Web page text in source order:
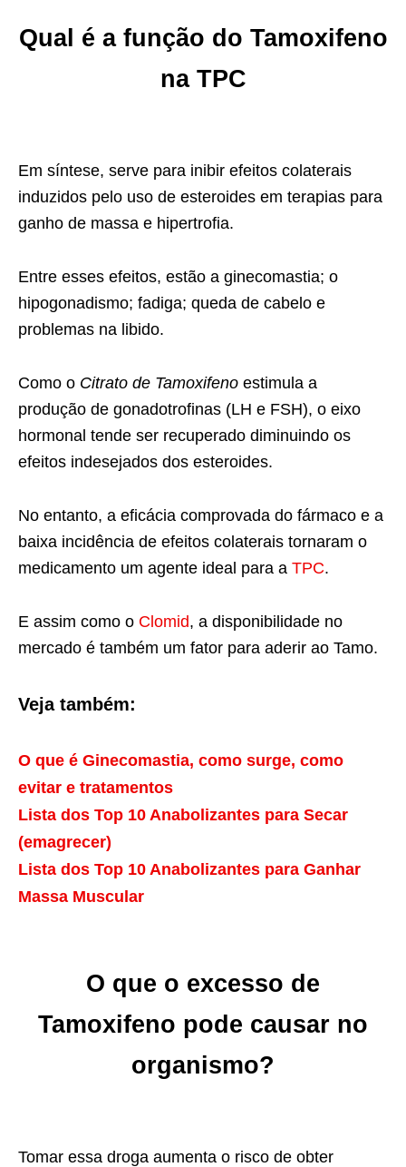
Qual é a função do Tamoxifeno
na TPC
Em síntese, serve para inibir efeitos colaterais
induzidos pelo uso de esteroides em terapias para
ganho de massa e hipertrofia.
Entre esses efeitos, estão a ginecomastia; o
hipogonadismo; fadiga; queda de cabelo e
problemas na libido.
Como o Citrato de Tamoxifeno estimula a
produção de gonadotrofinas (LH e FSH), o eixo
hormonal tende ser recuperado diminuindo os
efeitos indesejados dos esteroides.
No entanto, a eficácia comprovada do fármaco e a
baixa incidência de efeitos colaterais tornaram o
medicamento um agente ideal para a TPC.
E assim como o Clomid, a disponibilidade no
mercado é também um fator para aderir ao Tamo.
Veja também:
O que é Ginecomastia, como surge, como
evitar e tratamentos
Lista dos Top 10 Anabolizantes para Secar
(emagrecer)
Lista dos Top 10 Anabolizantes para Ganhar
Massa Muscular
O que o excesso de
Tamoxifeno pode causar no
organismo?
Tomar essa droga aumenta o risco de obter